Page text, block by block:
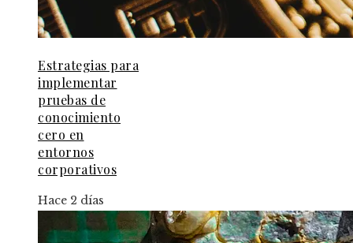
Estrategias para
implementar
pruebas de
conocimiento
cero en
entornos
corporativos
Hace 2 días